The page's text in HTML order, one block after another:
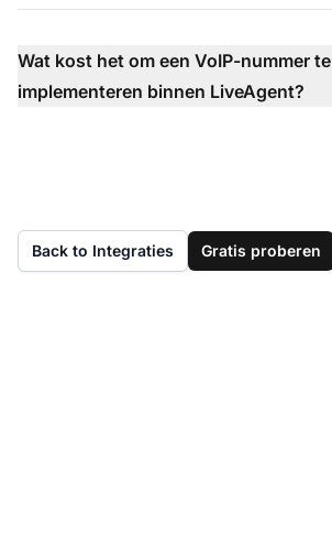
Wat kost het om een VoIP-nummer te
implementeren binnen LiveAgent?
Back to Integraties Gratis proberen